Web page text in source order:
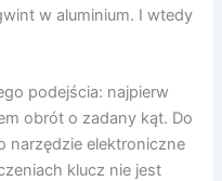
w aluminium. I wtedy
podejścia: najpierw
obrót o zadany kąt. Do
narzędzie elektroniczne
klucz nie jest